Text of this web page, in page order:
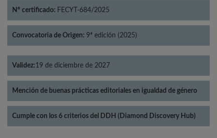
Nº certificado: FECYT-684/2025
Convocatoria de Origen: 9ª edición (2025)
Validez:19 de diciembre de 2027
Mención de buenas prácticas editoriales en igualdad de género
Cumple con los 6 criterios del DDH (Diamond Discovery Hub)